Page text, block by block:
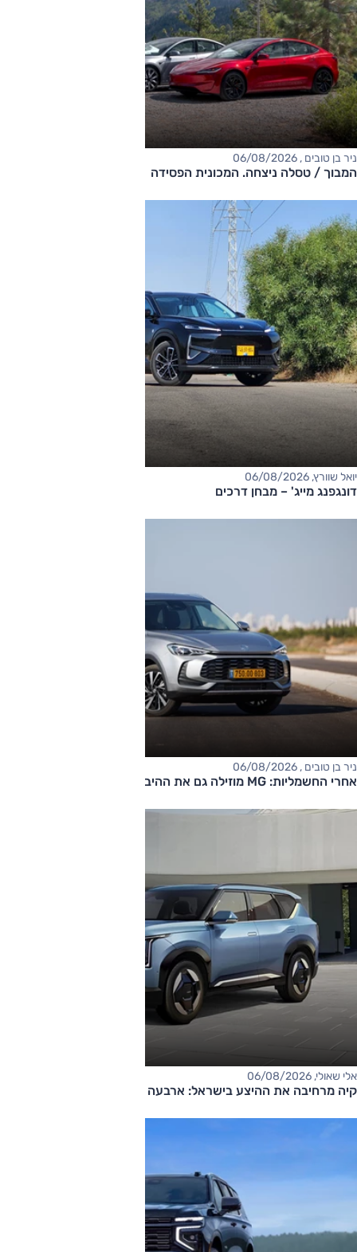
ניר בן טובים , 06/08/2026
המבוך / טסלה ניצחה. המכונית הפסידה
יואל שוורץ, 06/08/2026
דונגפנג מייג' – מבחן דרכים
ניר בן טובים , 06/08/2026
אחרי החשמליות: MG מוזילה גם את ההיברידיות
אלי שאולי, 06/08/2026
קיה מרחיבה את ההיצע בישראל: ארבעה דגמים חדשים בדרך